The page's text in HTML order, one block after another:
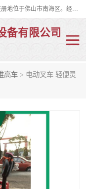
佛山市皇加力机械设备有限公司成立于2017年，注册地位于佛山市南海区。经营范围包括：其他机械设备及电子产品批发、电气设备批发、贸易代理、五金产品批发等；主要产品有：移动式登车桥、叉车装卸货平台、移动式升降机、升降货梯、油桶夹具、电动堆高车。
备有限公司
高车 > 电动叉车 轻便灵
登车台
搬运车
货梯
夹具